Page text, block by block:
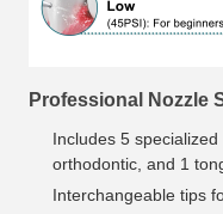
Professional Nozzle
Includes 5
orthodontic, and 1
Interchangeable tips